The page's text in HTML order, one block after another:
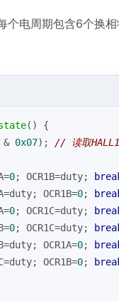
个电周期包含6个换
()
{
0x07); // 读取
0; OCR1B=duty;
OCR1B=0;
0; OCR1C=duty;
0; OCR1C=duty;
OCR1A=0;
OCR1B=0;